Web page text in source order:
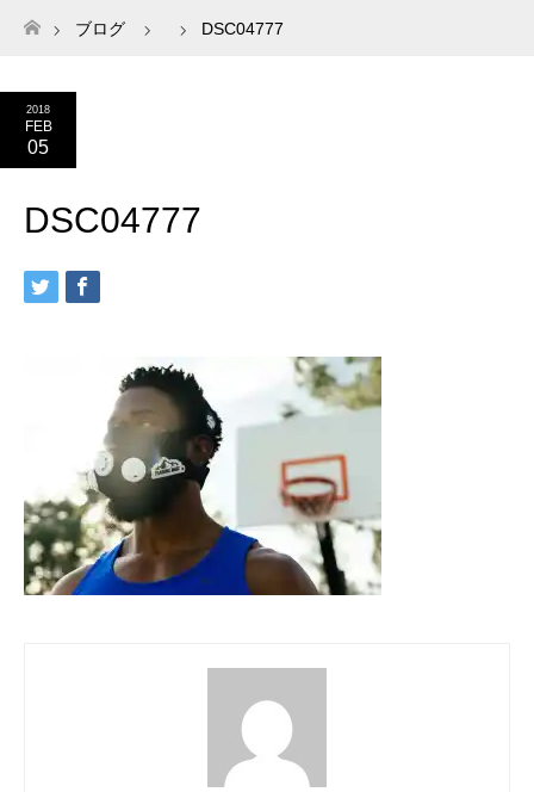
ホーム
ブログ DSC04777
2018
FEB
05
DSC04777